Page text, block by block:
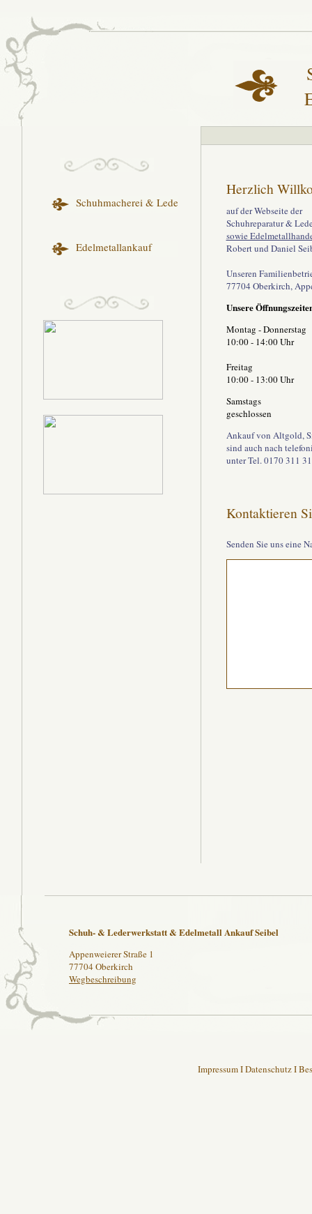
Schuhmacherei & Lederwerkstatt
Edelmetallankauf
Herzlich
auf der Webseite der
Schuhreparatur &
sowie
Robert und Daniel
Unseren
77704 Oberkirch,
Unsere
Montag - Donnerstag
10:00 - 14:00 Uhr
Freitag
10:00 - 13:00 Uhr
Samstags
geschlossen
Ankauf von Altgold,
sind auch nach
unter Tel. 0170 311
Kontaktieren
Senden Sie uns eine
Schuh- & Lederwerkstatt & Edelmetall Ankauf Seibel
Appenweierer Straße 1
77704 Oberkirch
Wegbeschreibung
ImpressumIDatenschutzI